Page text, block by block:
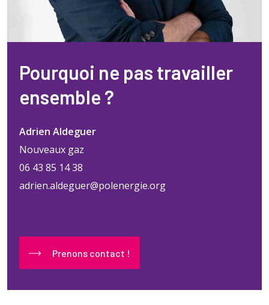
Pourquoi ne pas travailler
ensemble ?
Adrien Aldeguer
Nouveaux gaz
06 43 85 14 38
adrien.aldeguer@polenergie.org
Prenons contact !